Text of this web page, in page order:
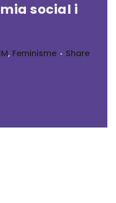
social i
, Feminisme
Share